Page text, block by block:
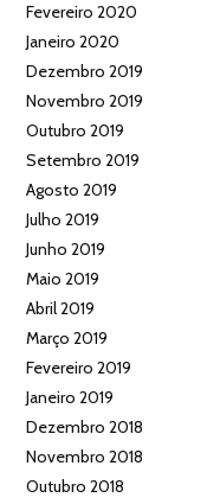
Fevereiro 2020
Janeiro 2020
Dezembro 2019
Novembro 2019
Outubro 2019
Setembro 2019
Agosto 2019
Julho 2019
Junho 2019
Maio 2019
Abril 2019
Março 2019
Fevereiro 2019
Janeiro 2019
Dezembro 2018
Novembro 2018
Outubro 2018